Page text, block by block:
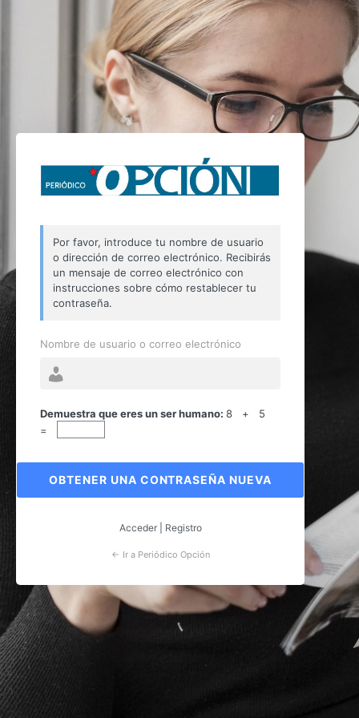
Contraseña
Por favor, introduce tu nombre de usuario
o dirección de correo electrónico. Recibirás
un mensaje de correo electrónico con
instrucciones sobre cómo restablecer tu
contraseña.
Nombre de usuario o correo electrónico
Demuestra que eres un ser humano: 8 + 5
=
Acceder| Registro
← Ir a Periódico Opción